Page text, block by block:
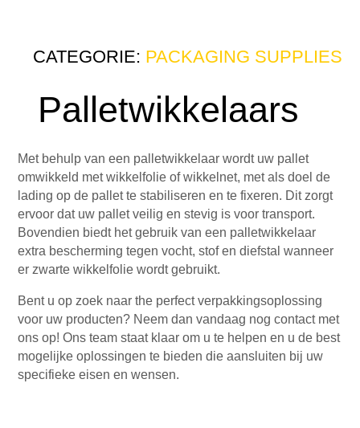
CATEGORIE: PACKAGING SUPPLIES
Palletwikkelaars
Met behulp van een palletwikkelaar wordt uw pallet
omwikkeld met wikkelfolie of wikkelnet, met als doel de
lading op de pallet te stabiliseren en te fixeren. Dit zorgt
ervoor dat uw pallet veilig en stevig is voor transport.
Bovendien biedt het gebruik van een palletwikkelaar
extra bescherming tegen vocht, stof en diefstal wanneer
er zwarte wikkelfolie wordt gebruikt.
Bent u op zoek naar the perfect verpakkingsoplossing
voor uw producten? Neem dan vandaag nog contact met
ons op! Ons team staat klaar om u te helpen en u de best
mogelijke oplossingen te bieden die aansluiten bij uw
specifieke eisen en wensen.